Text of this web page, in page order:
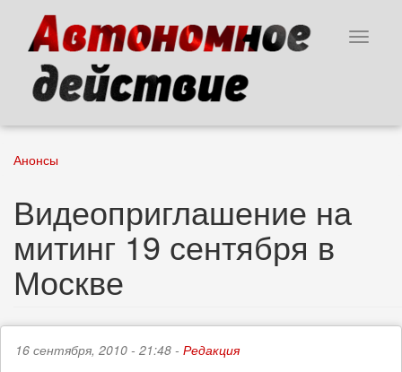
основному
содержанию
Toggle
Анонсы
Видеоприглашение на
митинг 19 сентября в
Москве
16 сентября, 2010 - 21:48 - Редакция